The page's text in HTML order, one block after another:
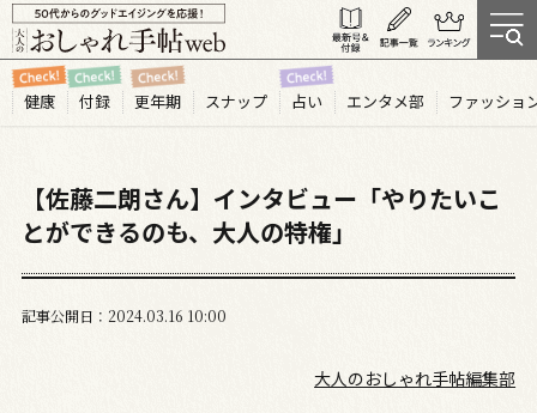
健康 付録 更年期 スナップ 占い エンタメ部 ファッショ
【佐藤二朗さん】インタビュー「やりたいこ
とができるのも、大人の特権」
記事公開日 2024.03 16 10:00
大人のおしゃれ手帖編集部